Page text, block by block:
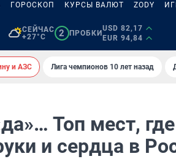
ГОРОСКОП КУРСЫ ВАЛЮТ ZODY
СЕЙЧАС
+27°C
2 ПРОБКИ
USD 82,17
EUR 94,84
и АЗС Лига чемпионов 10 лет назад
Топ мест,
и сердца в